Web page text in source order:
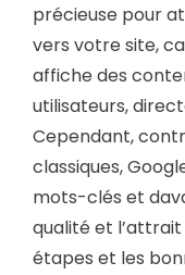
précieuse pour
vers votre site,
affiche des
utilisateurs,
Cependant,
classiques,
mots-clés et
qualité et l’attrait
étapes et les